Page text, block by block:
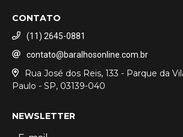
CONTATO
(11) 2645-0881
contato@baralhosonline.com.br
Rua José dos Reis, 133 - Parque da
Paulo - SP, 03139-040
NEWSLETTER